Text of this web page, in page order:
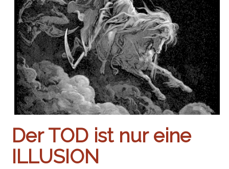
Der TOD ist nur eine
ILLUSION